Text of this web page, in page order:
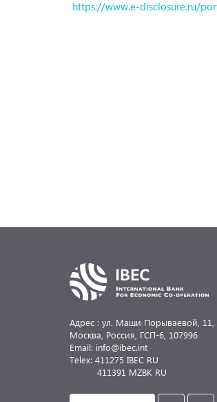
https://www.e-disclosure.ru/
Адрес : ул. Маши Порываевой, 11,
Москва, Россия, ГСП-6, 107996
Email: info@ibec.int
Telex: 411275 IBEC RU
411391 MZBK RU